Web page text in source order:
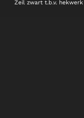
Zeil zwart t.b.v. hekwerk